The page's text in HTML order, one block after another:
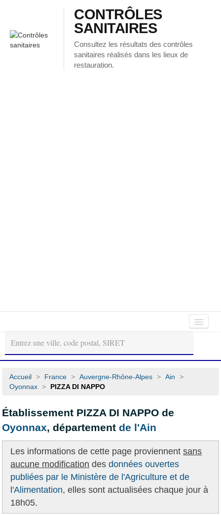
CONTRÔLES
SANITAIRES
Consultez les résultats des contrôles
sanitaires réalisés dans les lieux de
restauration.
Autour
de
moi
Régions
Accueil > France > Auvergne-Rhône-Alpes > Ain
>
Oyonnax > PIZZA DI NAPPO
Établissement PIZZA DI NAPPO de
Oyonnax, départementde l'Ain
Les informations de cette page proviennentsans
aucune modification desdonnées ouvertes
publiées par le Ministère de l'Agriculture et de
l'Alimentation, elles sont actualisées chaque jour à
18h05.